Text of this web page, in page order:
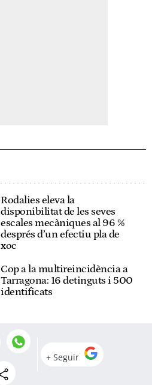
Rodalies eleva la
disponibilitat de les seves
escales mecàniques al 96 %
després d’un efectiu pla de
xoc
Cop a la multireincidència a
Tarragona: 16 detinguts i 500
identificats
Catalunya manté l'alerta
taronja per pluges intenses i
risc d'inundació aquest
dissabte